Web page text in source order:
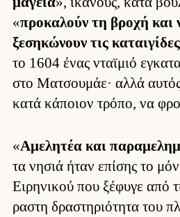
«προκαλούν τη βροχή και
ξεσηκώνουν τις καται­γίδες
το 1604 ένας νταϊμιό
στο Ματσου­μάε· αλλά
κατά κάποιον τρόπο, να
«Αμελητέα και
τα νησιά ήταν επίσης το
Ει­ρηνικού που ξέφυγε από
ραστη δραστηριότητα του